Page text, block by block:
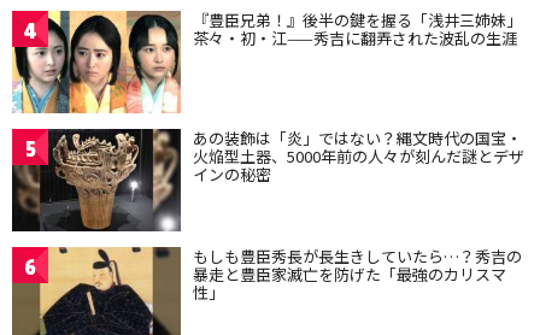
4 『豊臣兄弟！』後半の鍵を握る「浅井三姉妹」
茶々・初・江——秀吉に翻弄された波乱の生涯
5 あの装飾は「炎」ではない？縄文時代の国宝・
火焔型土器、5000年前の人々が刻んだ謎とデザ
インの秘密
6 もしも豊臣秀長が長生きしていたら…？秀吉の
暴走と豊臣家滅亡を防げた「最強のカリスマ
性」